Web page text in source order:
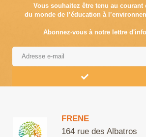
Vous souhaitez être tenu au courant
du monde de l’éducation à
Abonnez-vous à notre lettre
FRENE
164 rue des Albatros